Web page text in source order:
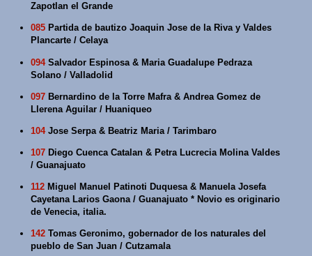
Zapotlan el Grande
085 Partida de bautizo Joaquin Jose de la Riva y Valdes
Plancarte / Celaya
094Salvador Espinosa & Maria Guadalupe Pedraza
Solano / Valladolid
097 Bernardino de la Torre Mafra & Andrea Gomez de
Llerena Aguilar / Huaniqueo
104Jose Serpa & Beatriz Maria / Tarimbaro
107 Diego Cuenca Catalan & Petra Lucrecia Molina Valdes
/ Guanajuato
112 Miguel Manuel Patinoti Duquesa & Manuela Josefa
Cayetana Larios Gaona / Guanajuato * Novio es originario
de Venecia, italia.
142 Tomas Geronimo, gobernador de los naturales del
pueblo de San Juan / Cutzamala